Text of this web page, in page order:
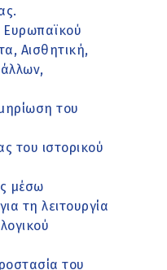
Ευρωπαϊκού
Αισθητική,
του
του ιστορικού
μέσω
τη λειτουργία
του